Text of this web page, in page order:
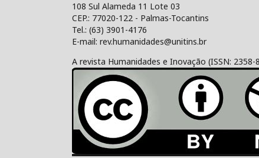
108 Sul Alameda 11 Lote 03
CEP.: 77020-122 - Palmas-Tocantins
Tel.: (63) 3901-4176
E-mail: rev.humanidades@unitins.br
A revista Humanidades e Inovação (ISSN: